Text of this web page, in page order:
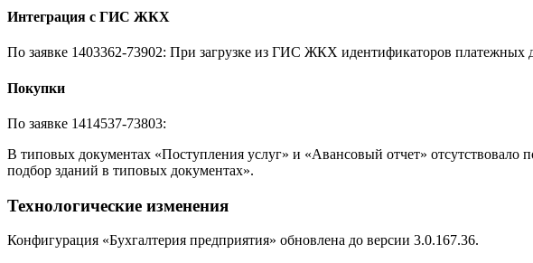
Интеграция с ГИС ЖКХ
По заявке 1403362-73902: При загрузке из ГИС ЖКХ идентификаторов платежных
Покупки
По заявке 1414537-73803:
В типовых документах «Поступления услуг» и «Авансовый отчет» отсутствовало
подбор зданий в типовых документах».
Технологические изменения
Конфигурация «Бухгалтерия предприятия» обновлена до версии 3.0.167.36.